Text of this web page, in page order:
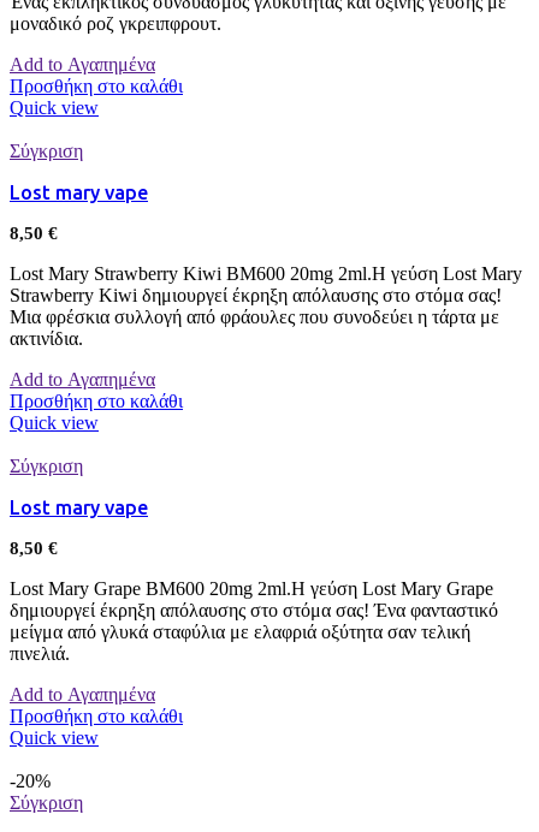
μοναδικό ροζ γκρειπφρουτ.
Add to Αγαπημένα
Προσθήκη στο καλάθι
Quick view
Σύγκριση
Lost mary vape
8,50 €
Lost Mary Strawberry Kiwi BM600 20mg 2ml.Η γεύση Lost Mary
Strawberry Kiwi δημιουργεί έκρηξη απόλαυσης στο στόμα σας!
Μια φρέσκια συλλογή από φράουλες που συνοδεύει η τάρτα με
ακτινίδια.
Add to Αγαπημένα
Προσθήκη στο καλάθι
Quick view
Σύγκριση
Lost mary vape
8,50 €
Lost Mary Grape BM600 20mg 2ml.Η γεύση Lost Mary Grape
δημιουργεί έκρηξη απόλαυσης στο στόμα σας! Ένα φανταστικό
μείγμα από γλυκά σταφύλια με ελαφριά οξύτητα σαν τελική
πινελιά.
Add to Αγαπημένα
Προσθήκη στο καλάθι
Quick view
-20%
Σύγκριση